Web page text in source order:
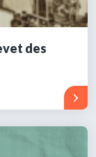
des